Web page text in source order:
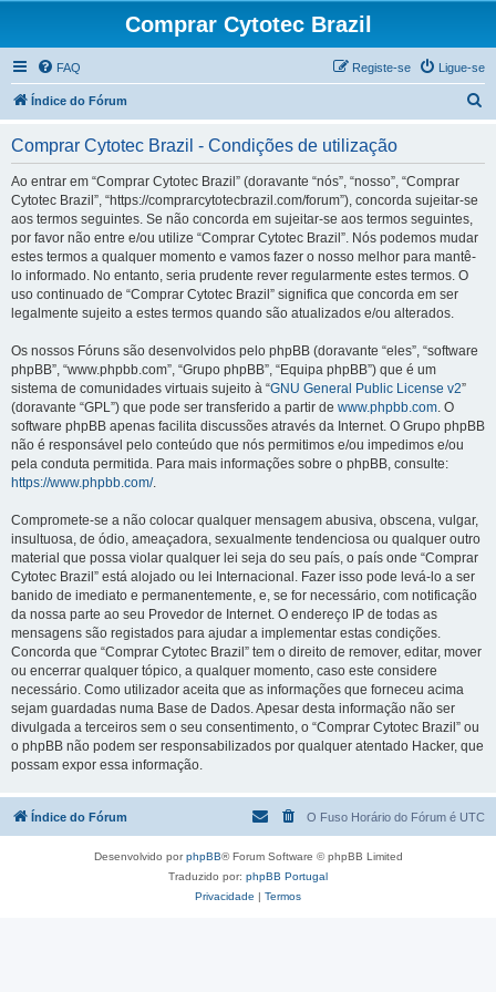
Comprar Cytotec Brazil
FAQ Ligue-se
Registe-se
Índice do Fórum
Comprar Cytotec Brazil - Condições de utilização
Ao entrar em “Comprar Cytotec Brazil” (doravante “nós”, “nosso”, “Comprar
Cytotec Brazil”, “https://comprarcytotecbrazil.com/forum”), concorda sujeitar-se
aos termos seguintes. Se não concorda em sujeitar-se aos termos seguintes,
por favor não entre e/ou utilize “Comprar Cytotec Brazil”. Nós podemos mudar
estes termos a qualquer momento e vamos fazer o nosso melhor para mantê-
lo informado. No entanto, seria prudente rever regularmente estes termos. O
uso continuado de “Comprar Cytotec Brazil” significa que concorda em ser
legalmente sujeito a estes termos quando são atualizados e/ou alterados.
Os nossos Fóruns são desenvolvidos pelo phpBB (doravante “eles”, “software
phpBB”, “www.phpbb.com”, “Grupo phpBB”, “Equipa phpBB”) que é um
sistema de comunidades virtuais sujeito à “GNU General Public License v2”
(doravante “GPL”) que pode ser transferido a partir de www.phpbb.com. O
software phpBB apenas facilita discussões através da Internet. O Grupo phpBB
não é responsável pelo conteúdo que nós permitimos e/ou impedimos e/ou
pela conduta permitida. Para mais informações sobre o phpBB, consulte:
https://www.phpbb.com/.
Compromete-se a não colocar qualquer mensagem abusiva, obscena, vulgar,
insultuosa, de ódio, ameaçadora, sexualmente tendenciosa ou qualquer outro
material que possa violar qualquer lei seja do seu país, o país onde “Comprar
Cytotec Brazil” está alojado ou lei Internacional. Fazer isso pode levá-lo a ser
banido de imediato e permanentemente, e, se for necessário, com notificação
da nossa parte ao seu Provedor de Internet. O endereço IP de todas as
mensagens são registados para ajudar a implementar estas condições.
Concorda que “Comprar Cytotec Brazil” tem o direito de remover, editar, mover
ou encerrar qualquer tópico, a qualquer momento, caso este considere
necessário. Como utilizador aceita que as informações que forneceu acima
sejam guardadas numa Base de Dados. Apesar desta informação não ser
divulgada a terceiros sem o seu consentimento, o “Comprar Cytotec Brazil” ou
o phpBB não podem ser responsabilizados por qualquer atentado Hacker, que
possam expor essa informação.
Índice do Fórum O Fuso Horário do Fórum é UTC
Desenvolvido porphpBB® Forum Software © phpBB Limited
Traduzido por: phpBB Portugal
Privacidade | Termos